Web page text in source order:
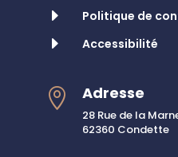
E Politique de
E Accessibilité
 Adresse
28 Rue de la
62360 Condette